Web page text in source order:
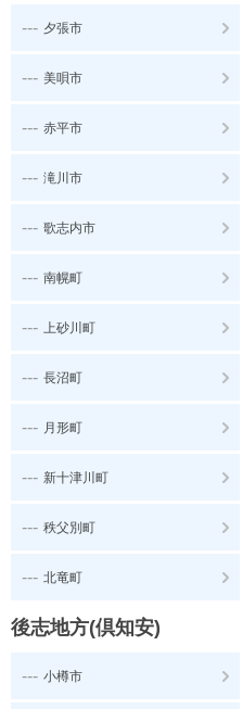
--- 夕張市
--- 美唄市
--- 赤平市
--- 滝川市
--- 歌志内市
--- 南幌町
--- 上砂川町
--- 長沼町
--- 月形町
--- 新十津川町
--- 秩父別町
--- 北竜町
後志地方(倶知安)
--- 小樽市